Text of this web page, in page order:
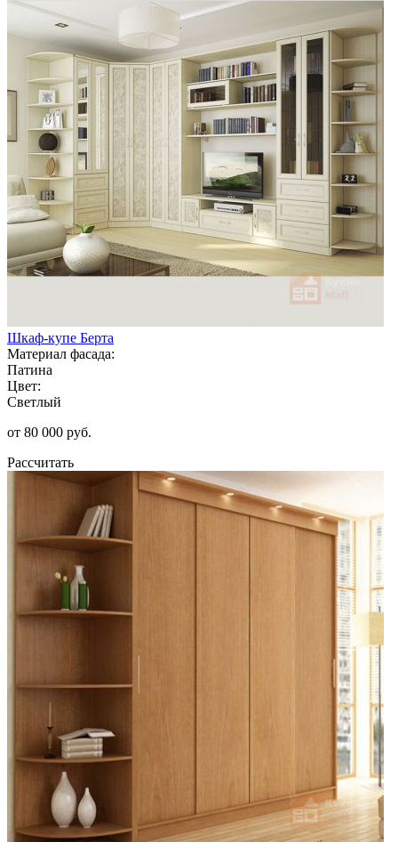
Шкаф-купе Берта
Материал фасада:
Патина
Цвет:
Светлый
от 80 000 руб.
Рассчитать